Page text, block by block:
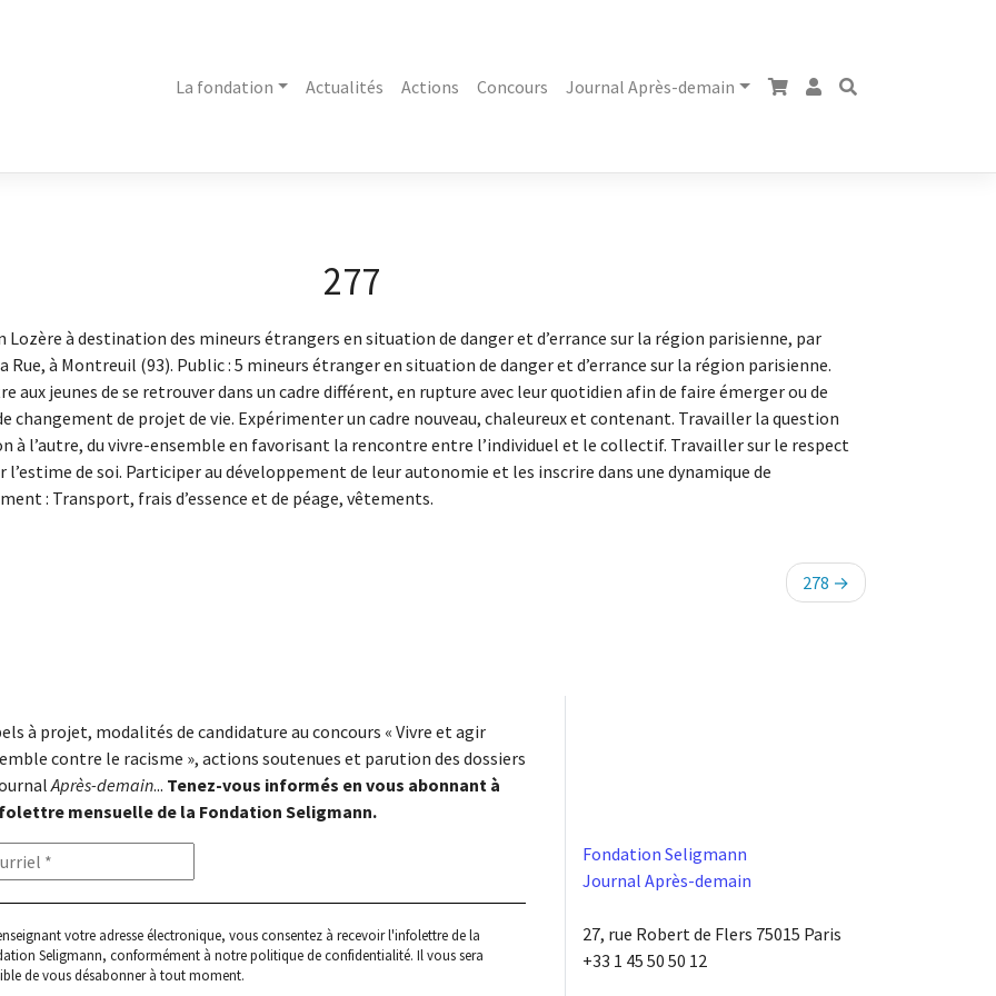
La fondation
Actualités Actions Concours Journal Après-demain
277
Lozère à destination des mineurs étrangers en situation de danger et d’errance sur la région parisienne, par
Rue, à Montreuil (93). Public : 5 mineurs étranger en situation de danger et d’errance sur la région parisienne.
aux jeunes de se retrouver dans un cadre différent, en rupture avec leur quotidien afin de faire émerger ou de
changement de projet de vie. Expérimenter un cadre nouveau, chaleureux et contenant. Travailler la question
à l’autre, du vivre-ensemble en favorisant la rencontre entre l’individuel et le collectif. Travailler sur le respect
l’estime de soi. Participer au développement de leur autonomie et les inscrire dans une dynamique de
: Transport, frais d’essence et de péage, vêtements.
278
à projet, modalités de candidature au concours « Vivre et agir
contre le racisme », actions soutenues et parution des dossiers
Après-demain... Tenez-vous informés en vous abonnant à
mensuelle de la Fondation Seligmann.
votre adresse électronique, vous consentez à recevoir l'infolettre de la
Seligmann, conformément à notrepolitique de confidentialité. Il vous sera
de vous désabonner à tout moment.
Fondation Seligmann
Journal Après-demain
27, rue Robert de Flers 75015 Paris
+33 1 45 50 50 12